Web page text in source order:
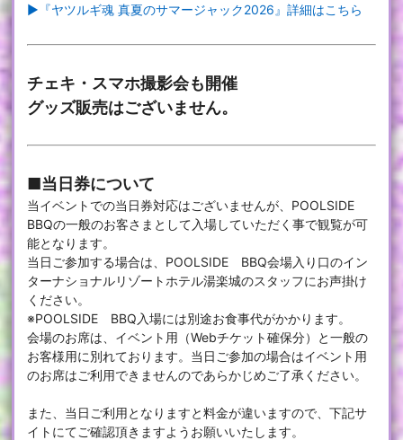
▶『ヤツルギ魂 真夏のサマージャック2026』詳細はこちら
チェキ・スマホ撮影会も開催
グッズ販売はございません。
■当日券について
当イベントでの当日券対応はございませんが、POOLSIDE
BBQの一般のお客さまとして入場していただく事で観覧が可
能となります。
当日ご参加する場合は、POOLSIDE BBQ会場入り口のイン
ターナショナルリゾートホテル湯楽城のスタッフにお声掛け
ください。
※POOLSIDE BBQ入場には別途お食事代がかかります。
会場のお席は、イベント用（Webチケット確保分）と一般の
お客様用に別れております。当日ご参加の場合はイベント用
のお席はご利用できませんのであらかじめご了承ください。
また、当日ご利用となりますと料金が違いますので、下記サ
イトにてご確認頂きますようお願いいたします。